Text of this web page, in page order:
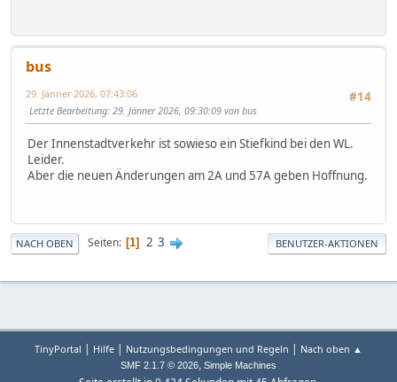
bus
#14
29. Jänner 2026, 07:43:06
Letzte Bearbeitung: 29. Jänner 2026, 09:30:09 von bus
Der Innenstadtverkehr ist sowieso ein Stiefkind bei den WL.
Leider.
Aber die neuen Änderungen am 2A und 57A geben Hoffnung.
NACH OBEN Seiten 1 2 3 BENUTZER-AKTIONEN
TinyPortal | Hilfe | Nutzungsbedingungen und Regeln | Nach oben ▲
SMF 2.1.7 © 2026, Simple Machines